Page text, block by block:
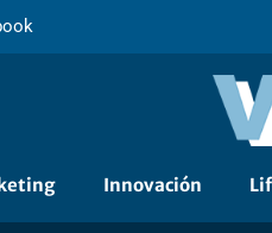
Innovación